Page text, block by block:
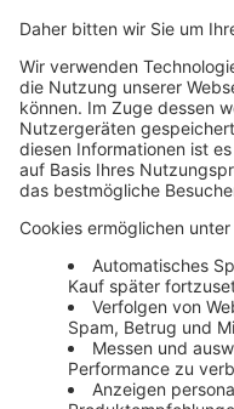
Themenwelten
Haufe Group